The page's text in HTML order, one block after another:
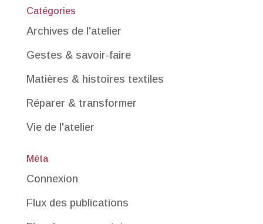
Catégories
Archives de l'atelier
Gestes & savoir-faire
Matières & histoires textiles
Réparer & transformer
Vie de l'atelier
Méta
Connexion
Flux des publications